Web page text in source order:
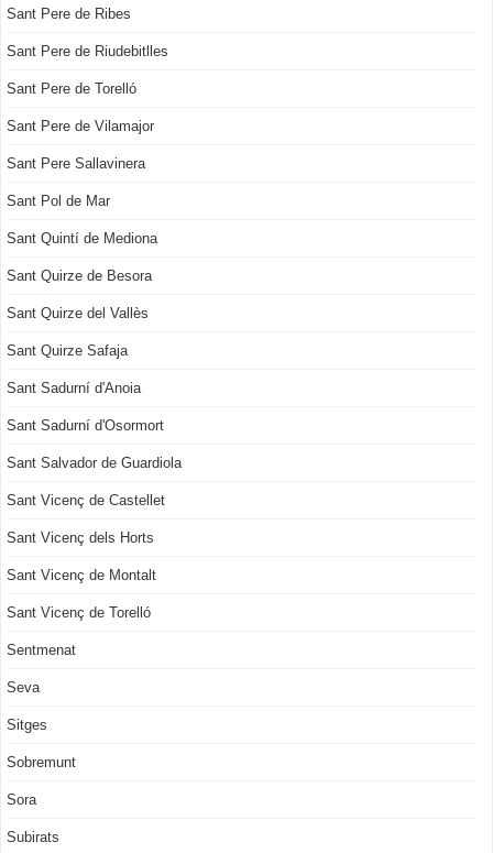
Sant Pere de Ribes
Sant Pere de Riudebitlles
Sant Pere de Torelló
Sant Pere de Vilamajor
Sant Pere Sallavinera
Sant Pol de Mar
Sant Quintí de Mediona
Sant Quirze de Besora
Sant Quirze del Vallès
Sant Quirze Safaja
Sant Sadurní d'Anoia
Sant Sadurní d'Osormort
Sant Salvador de Guardiola
Sant Vicenç de Castellet
Sant Vicenç dels Horts
Sant Vicenç de Montalt
Sant Vicenç de Torelló
Sentmenat
Seva
Sitges
Sobremunt
Sora
Subirats